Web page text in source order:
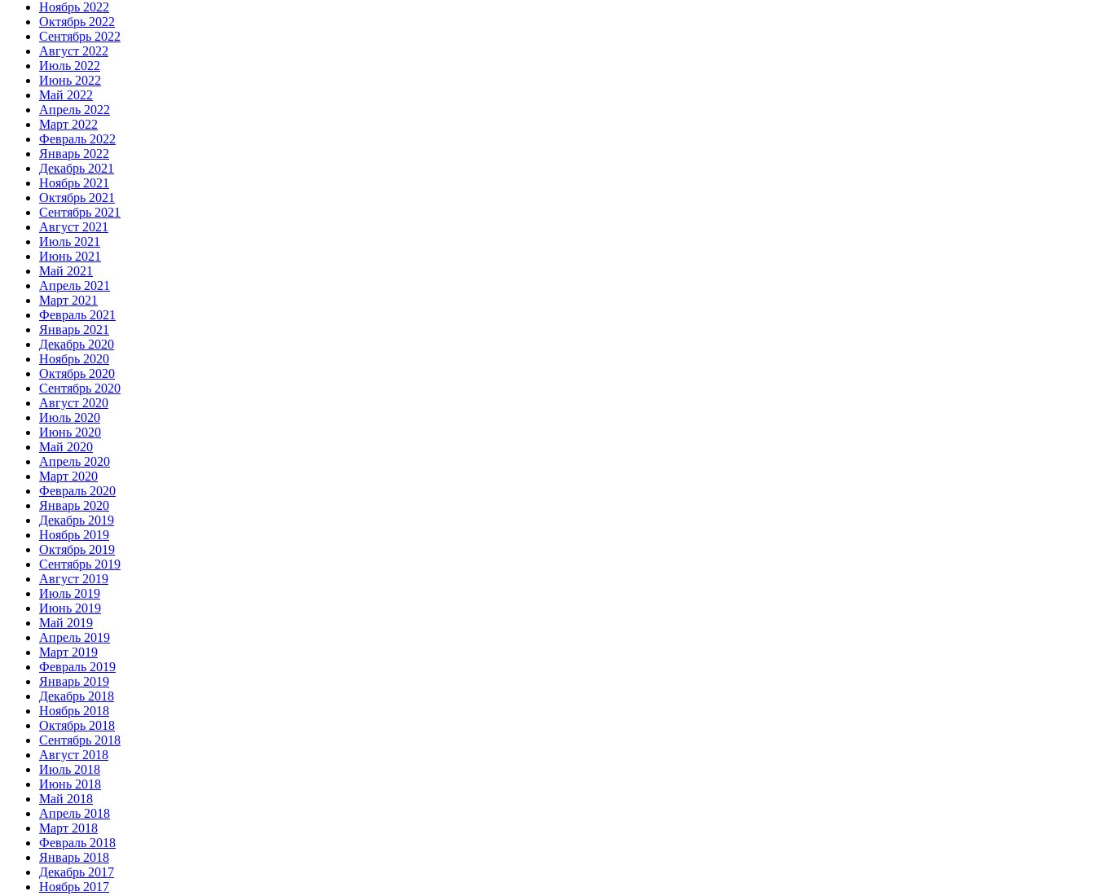
Ноябрь 2022
Октябрь 2022
Сентябрь 2022
Август 2022
Июль 2022
Июнь 2022
Май 2022
Апрель 2022
Март 2022
Февраль 2022
Январь 2022
Декабрь 2021
Ноябрь 2021
Октябрь 2021
Сентябрь 2021
Август 2021
Июль 2021
Июнь 2021
Май 2021
Апрель 2021
Март 2021
Февраль 2021
Январь 2021
Декабрь 2020
Ноябрь 2020
Октябрь 2020
Сентябрь 2020
Август 2020
Июль 2020
Июнь 2020
Май 2020
Апрель 2020
Март 2020
Февраль 2020
Январь 2020
Декабрь 2019
Ноябрь 2019
Октябрь 2019
Сентябрь 2019
Август 2019
Июль 2019
Июнь 2019
Май 2019
Апрель 2019
Март 2019
Февраль 2019
Январь 2019
Декабрь 2018
Ноябрь 2018
Октябрь 2018
Сентябрь 2018
Август 2018
Июль 2018
Июнь 2018
Май 2018
Апрель 2018
Март 2018
Февраль 2018
Январь 2018
Декабрь 2017
Ноябрь 2017